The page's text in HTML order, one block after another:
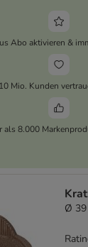
Abo aktivieren &
Mio. Kunden
als 8.000
Ø 39